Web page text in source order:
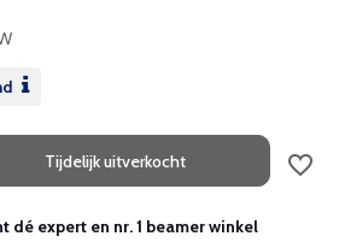
Tijdelijk uitverkocht
dé expert en nr. 1 beamer winkel